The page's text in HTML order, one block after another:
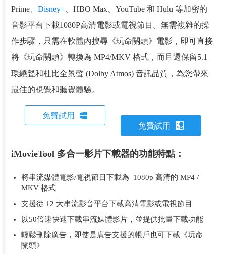
Prime、Disney+ 、HBO Max、YouTube 和 Hulu 等加密的
音影平台下載1080P高清電影或電視節目。無需複雜的操
作步驟，只需在軟體內搜尋《玩命關頭》電影，即可直接
將《玩命關頭》轉換為 MP4/MKV 格式，而且還保留5.1
環繞聲和杜比全景聲 (Dolby Atmos) 音訊品質，為您帶來
最佳的視覺和聽覺體驗。
免費試用
免費試用
iMovieTool 多合一影片下載器的功能特點：
將串流媒體電影/電視節目下載為 1080p 高清的 MP4 /
MKV 格式
支援從 12 大串流影音平台下載高清電影或電視節目
以50倍速快速下載串流媒體影片，並提供批量下載功能
輕鬆刪除廣告，即使是廣告支援的帳戶也可下載《玩命
關頭》